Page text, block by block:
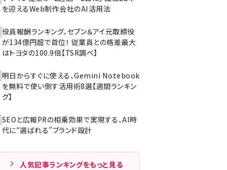
を迎えるWeb制作会社のAI活用法
役員報酬ランキング、セブン＆アイ元取締役
が134億円超で首位！ 従業員との格差最大
はトヨタの100.9倍【TSR調べ】
明日からすぐに使える、Gemini Notebook
を無料で使い倒す活用術8選【週間ランキン
グ】
SEOと広報PRの相乗効果で実現する、AI時
代に“選ばれる”ブランド設計
人気記事ランキングをもっと見る